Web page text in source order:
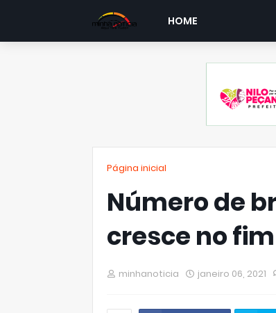
HOME
Página inicial
Número de
cresce no
minhanoticia janeiro 06, 2021